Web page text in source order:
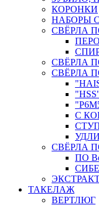
КОРОНКИ
НАБОРЫ
СВЁРЛА
СВЁРЛА
СВЁРЛА
С
СВЁРЛА
ПО
ТАКЕЛАЖ
ВЕРТЛЮГ